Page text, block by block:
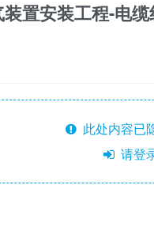
置安装工程-电
此处内容已
请登